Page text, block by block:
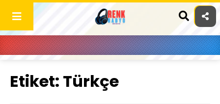
content
Etiket: Türkçe